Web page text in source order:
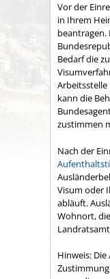
Vor der
in Ihrem
beantragen.
Bedarf die
Arbeitsstelle
kann die
zustimmen
Nach der
Visum oder
abläuft.
Wohnort,
Hinweis: